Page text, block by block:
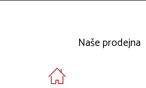
Naše prodejna